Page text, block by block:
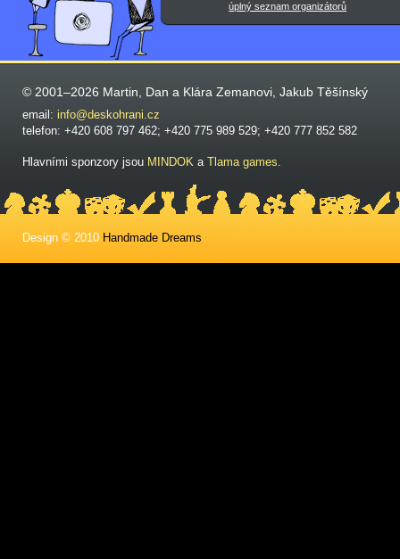
úplný seznam organizátorů
© 2001–2026 Martin, Dan a Klára Zemanovi, Jakub Těšínský
email: info@deskohrani.cz
telefon: +420 608 797 462; +420 775 989 529; +420 777 852 582
Hlavními sponzory jsou MINDOK a Tlama games.
Design © 2010 Handmade Dreams